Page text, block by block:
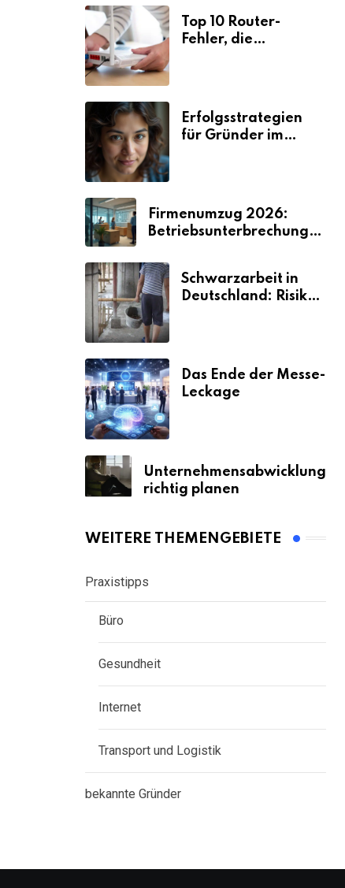
Top 10 Router-
Fehler, die
Erfolgsstrategien
für Gründer im
Firmenumzug 2026:
Betriebsunterbrechungen
Schwarzarbeit in
Deutschland: Risiken
Das Ende der Messe-
Leckage
Unternehmensabwicklung
richtig planen
WEITERE THEMENGEBIETE
Praxistipps
Büro
Gesundheit
Internet
Transport und Logistik
bekannte Gründer